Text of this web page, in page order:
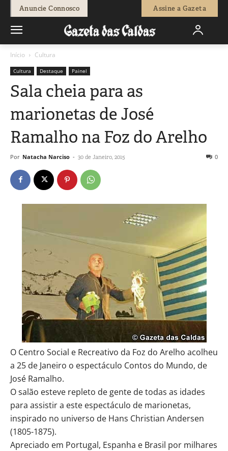
Anuncie Connosco Assine a Gazeta
Início Cultura
Cultura Destaque Painel
Sala cheia para as
marionetas de José
Ramalho na Foz do Arelho
Por Natacha Narciso - 30 de Janeiro, 2015 0
O Centro Social e Recreativo da Foz do Arelho acolheu
a 25 de Janeiro o espectáculo Contos do Mundo, de
José Ramalho.
O salão esteve repleto de gente de todas as idades
para assistir a este espectáculo de marionetas,
inspirado no universo de Hans Christian Andersen
(1805-1875).
Apreciado em Portugal, Espanha e Brasil por milhares